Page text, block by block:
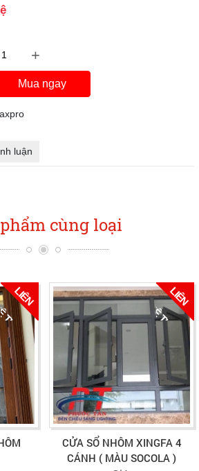
+
Mua ngay
luận
cùng loại
L
I
Ê
N
Ệ
T
Ư
Ấ L
I
Ê
N
H
Ệ
T
Ư
V
Ấ
N
CỬA SỔ NHÔM XINGFA 4
CÁNH ( MÀU SOCOLA )